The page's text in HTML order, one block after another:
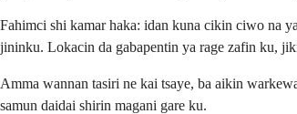
Fahimci shi kamar haka: idan kuna cikin ciwo na
jininku. Lokacin da gabapentin ya rage zafin ku,
Amma wannan tasiri ne kai tsaye, ba aikin
samun daidai shirin magani gare ku.